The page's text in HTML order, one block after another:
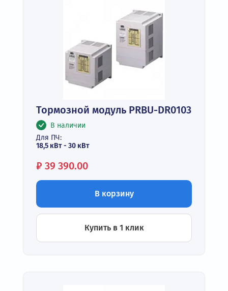
Тормозной модуль PRBU-DR0103
В наличии
Для ПЧ:
18,5 кВт - 30 кВт
Цена:
₽ 39 390.00
В корзину
Купить в 1 клик